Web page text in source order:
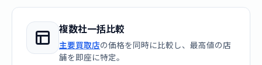
複数社一括比較
主要買取店の価格を同時に比較し、最高値の店
舗を即座に特定。